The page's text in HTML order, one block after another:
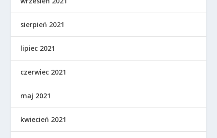
sierpień 2021
lipiec 2021
czerwiec 2021
maj 2021
kwiecień 2021